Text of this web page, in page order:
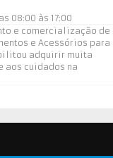
08:00 às 17:00
e comercialização de
e Acessórios para
adquirir muita
aos cuidados na